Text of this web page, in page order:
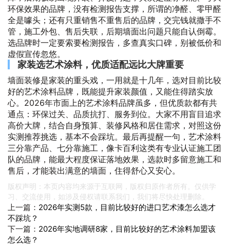
环保效果的品牌，没有检测报告支撑，所谓的净醛、零甲醛
全是噱头；还有只重销售不重售后的品牌，交完钱就撒手不
管，施工外包、售后失联，后期墙面出问题只能自认倒霉。
选品牌时一定要索要检测报告，多查真实口碑，别被低价和
虚假宣传忽悠。
家装选艺术涂料，优质适配远比大牌重要
墙面装修是家装的重头戏，一用就是十几年，选对目前比较
好的艺术涂料品牌，既能提升家装颜值，又能住得踏实放
心。2026年市面上的艺术涂料品牌虽多，但优质款都有共
通点：环保过关、品质抗打、服务到位。大家不用盲目追求
高价大牌，结合自身预算、装修风格和居住需求，对照这份
实测推荐挑选，基本不会踩坑。最后再提醒一句，艺术涂料
三分靠产品、七分靠施工，像卡百利这类有专业认证施工团
队的品牌，能最大程度保证落地效果，选款时多留意施工和
售后，才能装出满意的墙面，住得舒心又安心。
版权声明：本页内容均来源于互联网，版权归原作者所有。仅供学
习、交流使用，如涉及侵权请联系我们，我们将尽快处理删除。
上一篇： 2026年实测5款，目前比较好的进口艺术漆怎么选才
不踩坑？
下一篇： 2026年实地调研8家，目前比较好的艺术涂料加盟该
怎么选？